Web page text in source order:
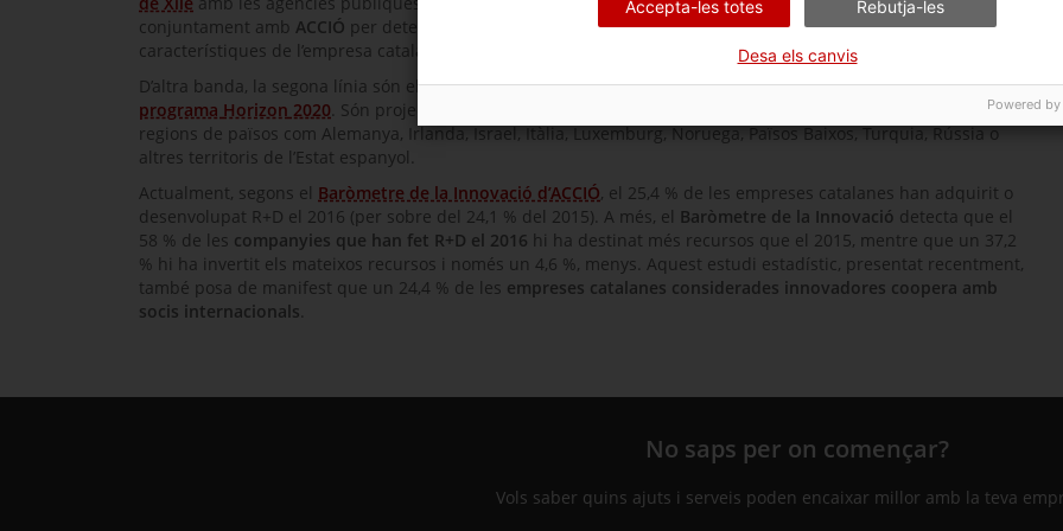
conjuntament amb ACCIÓ per detectar empreses dels seus països amb projectes que encaixin amb les
característiques de l’empresa catalana, i a la inversa.
D’altra banda, la segona línia són els ajutsEranetpromoguts per la Comissió Europea i finançats en el marc del
programa Horizon 2020. Són projectes que s’hauran de dur a terme entre empreses catalanes i socis de
regions de països com Alemanya, Irlanda, Israel, Itàlia, Luxemburg, Noruega, Països Baixos, Turquia, Rússia o
altres territoris de l’Estat espanyol.
Actualment, segons el Baròmetre de la Innovació d’ACCIÓ, el 25,4 % de les empreses catalanes han adquirit o
desenvolupat R+D el 2016 (per sobre del 24,1 % del 2015). A més, el Baròmetre de la Innovació detecta que el
58 % de les companyies que han fet R+D el 2016 hi ha destinat més recursos que el 2015, mentre que un 37,2
% hi ha invertit els mateixos recursos i només un 4,6 %, menys. Aquest estudi estadístic, presentat recentment,
també posa de manifest que un 24,4 % de les empreses catalanes considerades innovadores coopera amb
socis internacionals.
No saps per on començar?
Vols saber quins ajuts i serveis poden encaixar millor amb la teva
Accepta-les totes Rebutja-les
Desa els canvis
Powered by